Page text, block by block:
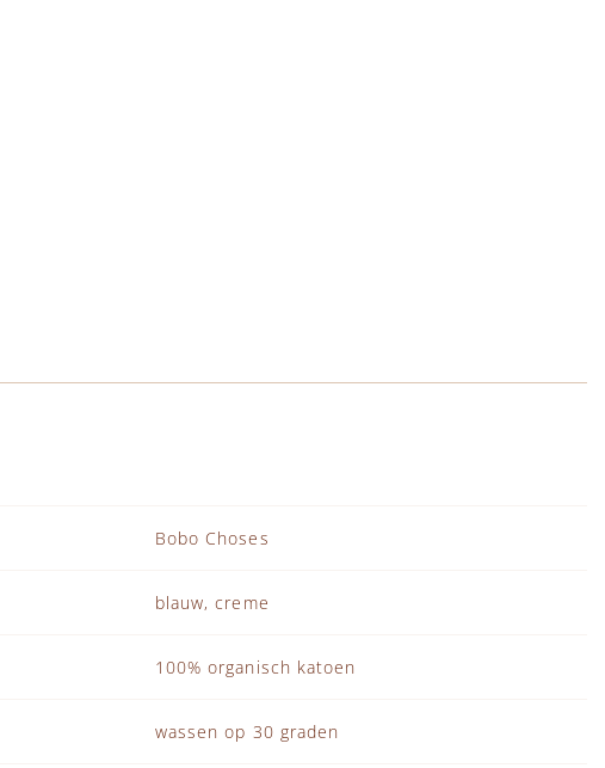
Bobo Choses
blauw, creme
100% organisch katoen
wassen op 30 graden